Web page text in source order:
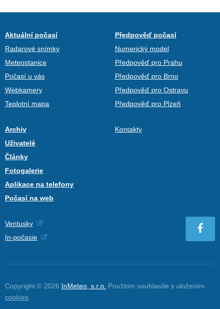
Aktuální počasí
Radarové snímky
Meteostanice
Počasí u vás
Webkamery
Teplotní mapa
Předpověď počasí
Numerický model
Předpověď pro Prahu
Předpověď pro Brno
Předpověď pro Ostravu
Předpověď pro Plzeň
Archiv
Uživatelé
Články
Fotogalerie
Aplikace na telefony
Počasí na web
Kontakty
Ventusky
In-počasie
Copyright © 2026 InMeteo, s.r.o. Použitím souhlasíte s uložením
cookies.